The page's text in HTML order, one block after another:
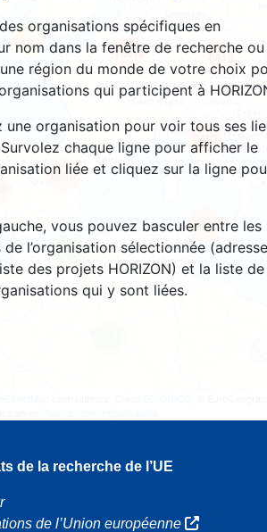
organisations spécifiques en
nom dans la fenêtre de recherche ou
région du monde de votre choix
qui participent à
une organisation pour voir tous ses
chaque ligne pour afficher le
liée et cliquez sur la ligne
vous pouvez basculer entre les
l’organisation sélectionnée
des projets HORIZON) et la liste de
qui y sont liées.
12
3403
5813
6
481
19372
6040
de la recherche de l’UE
de l’Union européenne